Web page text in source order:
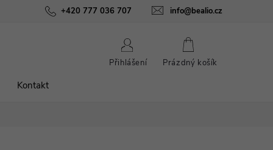
+420 777 036 707 info@bealio.cz
Podmínky ochrany osobních údajů O nás Péče o šperky
Přihlášení
NÁKUPNÍ
Prázdný košík
Kontakt